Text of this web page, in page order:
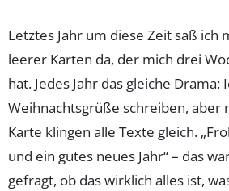
Letztes Jahr um diese Zeit saß ich
leerer Karten da, der mich drei
hat. Jedes Jahr das gleiche
Weihnachtsgrüße schreiben, aber
Karte klingen alle Texte gleich.
und ein gutes neues Jahr“ – das
gefragt, ob das wirklich alles ist,